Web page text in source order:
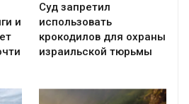
и
Суд запретил
использовать
крокодилов для охраны
израильской тюрьмы